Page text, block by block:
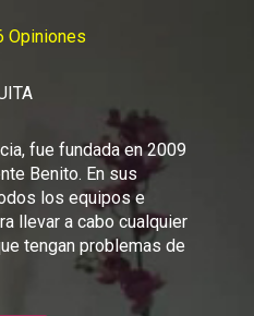
Opiniones
fue fundada en 2009
Benito. En sus
los equipos e
llevar a cabo cualquier
tengan problemas de